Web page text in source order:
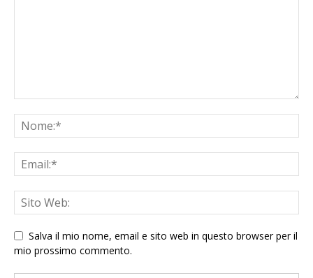
Salva il mio nome, email e sito web in questo browser per il
mio prossimo commento.